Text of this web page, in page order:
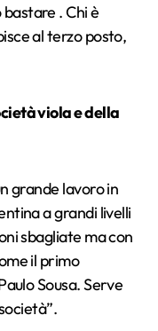
. Chi è
al terzo posto,
viola e della
grande lavoro in
a grandi livelli
sbagliate ma con
il primo
Sousa. Serve